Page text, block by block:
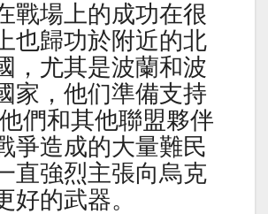
戰場上的成功在很
也歸功於附近的北
，尤其是波蘭和波
家，他们準備支持
們和其他聯盟夥伴
爭造成的大量難民
直強烈主張向烏克
好的武器。